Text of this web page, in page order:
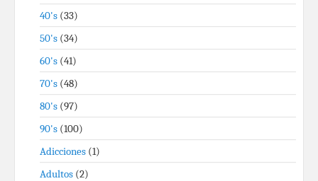
40's (33)
50's (34)
60's (41)
70's (48)
80's (97)
90's (100)
Adicciones (1)
Adultos (2)